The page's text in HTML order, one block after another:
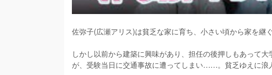
佐弥子(広瀬アリス)は貧乏な家に育ち、小さい頃から家を継
しかし以前から建築に興味があり、担任の後押しもあって
が、受験当日に交通事故に遭ってしまい……。貧乏ゆえに浪